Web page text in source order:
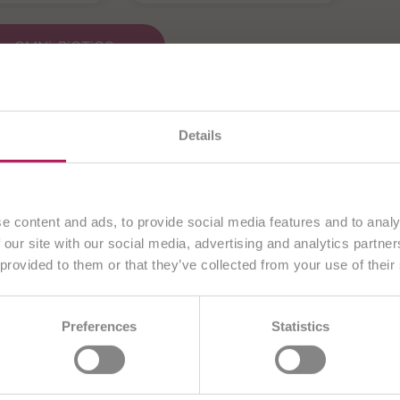
Details
content and ads, to provide social media features and to
site with our social media, advertising and analytics
to them or that they’ve collected from your use of their
Preferences Statistics
OMNi-BiOTiC®
Relevante Artikel zum Thema
gerade unsere österreichische Website
. Alle
ausschließlich an Kunden ausÖsterreich.
Fortfahren
Anderes Land wählen
BE/NL BG
ES GB